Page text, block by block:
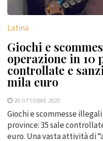
Latina
Giochi e
operazione in 10
controllate e
mila euro
20 OTTOBRE 2025
Giochi e scommesse
province: 35 sale
euro. Una vasta attività di